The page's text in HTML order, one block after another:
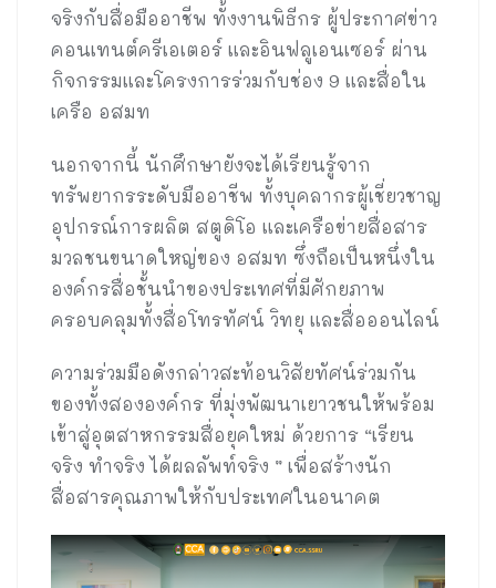
จริงกับสื่อมืออาชีพ ทั้งงานพิธีกร ผู้ประกาศข่าว
คอนเทนต์ครีเอเตอร์ และอินฟลูเอนเซอร์ ผ่าน
กิจกรรมและโครงการร่วมกับช่อง 9 และสื่อใน
เครือ อสมท
นอกจากนี้ นักศึกษายังจะได้เรียนรู้จาก
ทรัพยากรระดับมืออาชีพ ทั้งบุคลากรผู้เชี่ยวชาญ
อุปกรณ์การผลิต สตูดิโอ และเครือข่ายสื่อสาร
มวลชนขนาดใหญ่ของ อสมท ซึ่งถือเป็นหนึ่งใน
องค์กรสื่อชั้นนำของประเทศที่มีศักยภาพ
ครอบคลุมทั้งสื่อโทรทัศน์ วิทยุ และสื่อออนไลน์
ความร่วมมือดังกล่าวสะท้อนวิสัยทัศน์ร่วมกัน
ของทั้งสององค์กร ที่มุ่งพัฒนาเยาวชนให้พร้อม
เข้าสู่อุตสาหกรรมสื่อยุคใหม่ ด้วยการ “เรียน
จริง ทำจริง ได้ผลลัพท์จริง ” เพื่อสร้างนัก
สื่อสารคุณภาพให้กับประเทศในอนาคต